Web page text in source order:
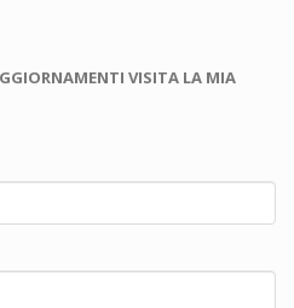
VISITA LA MIA